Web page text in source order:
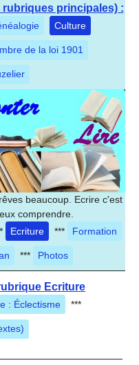
rubriques principales) :
Culture
de la loi 1901
beaucoup. Ecrire c'est
comprendre.
Ecriture *** Formation
*** Photos
Ecriture
: Éclectisme ***